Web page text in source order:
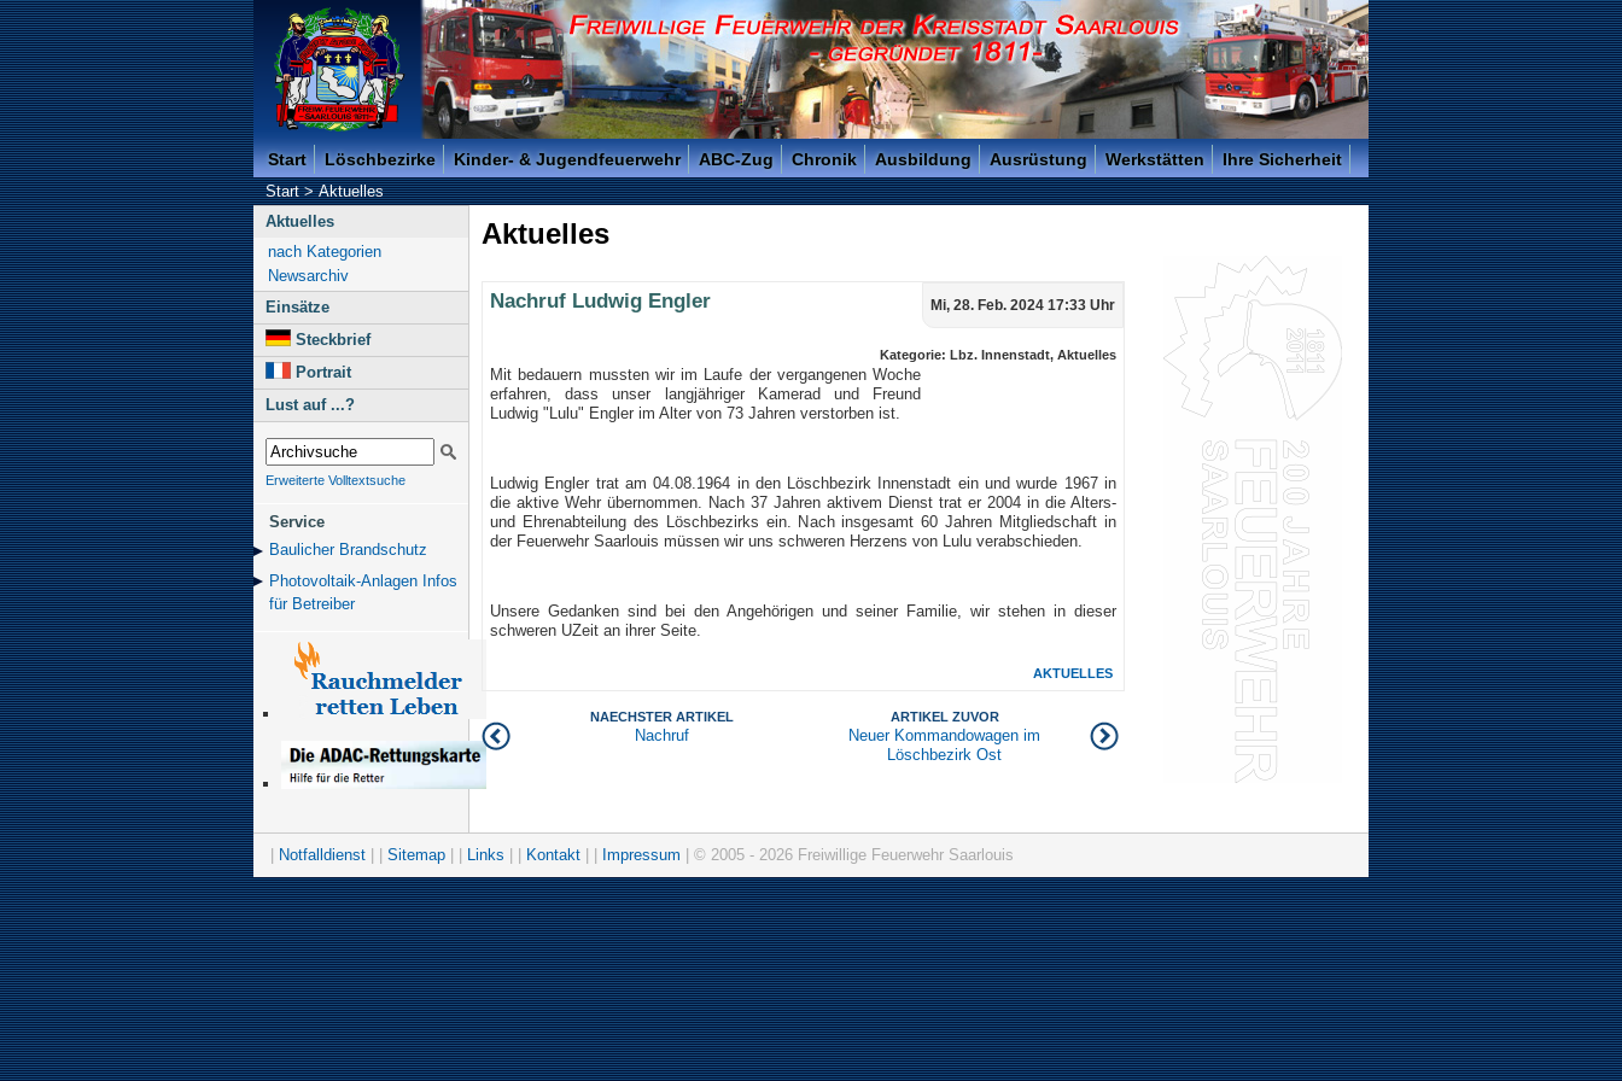
Freiwillige Feuerwehr der Kreisstadt Saarlouis - Gegründet 1811 -
Start Löschbezirke Kinder- & Jugendfeuerwehr ABC-Zug Chronik Ausbildung Ausrüstung Werkstätten Ihre Sicherheit
Start>Aktuelles
Aktuelles
nach Kategorien
Newsarchiv
Einsätze
Steckbrief
Portrait
Lust auf ...?
Erweiterte Volltextsuche
Service
Baulicher Brand­schutz
Photovoltaik-Anlagen Infos
für Betreiber
Aktuelles
Mi, 28. Feb. 2024 17:33 Uhr
Nachruf Ludwig Engler
Kategorie: Lbz. Innenstadt, Aktuelles
Mit bedauern mussten wir im Laufe der vergangenen Woche
erfahren, dass unser langjähriger Kamerad und Freund
Ludwig "Lulu" Engler im Alter von 73 Jahren verstorben ist.
Ludwig Engler trat am 04.08.1964 in den Löschbezirk Innenstadt ein und wurde 1967 in
die aktive Wehr übernommen. Nach 37 Jahren aktivem Dienst trat er 2004 in die Alters-
und Ehrenabteilung des Löschbezirks ein. Nach insgesamt 60 Jahren Mitgliedschaft in
der Feuerwehr Saarlouis müssen wir uns schweren Herzens von Lulu verabschieden.
Unsere Gedanken sind bei den Angehörigen und seiner Familie, wir stehen in dieser
schweren UZeit an ihrer Seite.
AKTUELLES
ARTIKEL ZUVOR
Neuer Kommandowagen im
Löschbezirk Ost
NAECHSTER ARTIKEL
Nachruf
Notfalldienst Sitemap Links Kontakt Impressum | © 2005 - 2026 Freiwillige Feuerwehr Saarlouis